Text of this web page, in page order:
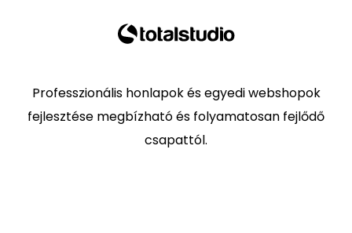
Professzionális honlapok és egyedi webshopok
fejlesztése megbízható és folyamatosan fejlődő
csapattól.